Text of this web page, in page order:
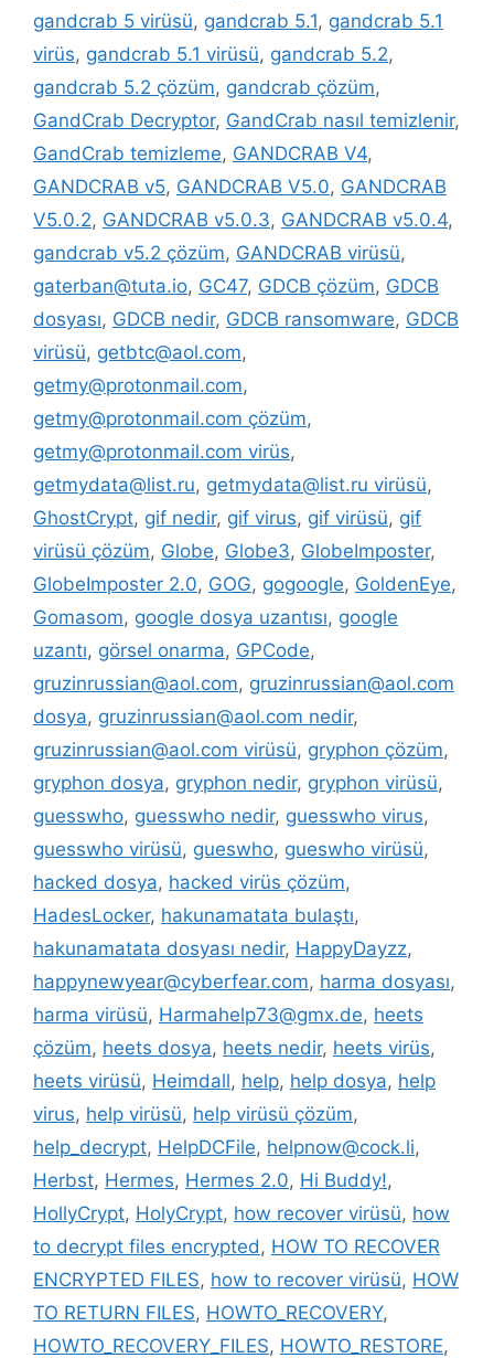
gandcrab 5 virüsü, gandcrab 5.1, gandcrab 5.1
virüs, gandcrab 5.1 virüsü, gandcrab 5.2,
gandcrab 5.2 çözüm, gandcrab çözüm,
GandCrab Decryptor, GandCrab nasıl temizlenir,
GandCrab temizleme, GANDCRAB V4,
GANDCRAB v5, GANDCRAB V5.0, GANDCRAB
V5.0.2, GANDCRAB v5.0.3, GANDCRAB v5.0.4,
gandcrab v5.2 çözüm, GANDCRAB virüsü,
gaterban@tuta.io, GC47, GDCB çözüm, GDCB
dosyası, GDCB nedir, GDCB ransomware, GDCB
virüsü, getbtc@aol.com,
getmy@protonmail.com,
getmy@protonmail.com çözüm,
getmy@protonmail.com virüs,
getmydata@list.ru, getmydata@list.ru virüsü,
GhostCrypt, gif nedir, gif virus, gif virüsü, gif
virüsü çözüm, Globe, Globe3, GlobeImposter,
GlobeImposter 2.0, GOG, gogoogle, GoldenEye,
Gomasom, google dosya uzantısı, google
uzantı, görsel onarma, GPCode,
gruzinrussian@aol.com, gruzinrussian@aol.com
dosya, gruzinrussian@aol.com nedir,
gruzinrussian@aol.com virüsü, gryphon çözüm,
gryphon dosya, gryphon nedir, gryphon virüsü,
guesswho, guesswho nedir, guesswho virus,
guesswho virüsü, gueswho, gueswho virüsü,
hacked dosya, hacked virüs çözüm,
HadesLocker, hakunamatata bulaştı,
hakunamatata dosyası nedir, HappyDayzz,
happynewyear@cyberfear.com, harma dosyası,
harma virüsü, Harmahelp73@gmx.de, heets
çözüm, heets dosya, heets nedir, heets virüs,
heets virüsü, Heimdall, help, help dosya, help
virus, help virüsü, help virüsü çözüm,
help_decrypt, HelpDCFile, helpnow@cock.li,
Herbst, Hermes, Hermes 2.0, Hi Buddy!,
HollyCrypt, HolyCrypt, how recover virüsü, how
to decrypt files encrypted, HOW TO RECOVER
ENCRYPTED FILES, how to recover virüsü, HOW
TO RETURN FILES, HOWTO_RECOVERY,
HOWTO_RECOVERY_FILES, HOWTO_RESTORE,